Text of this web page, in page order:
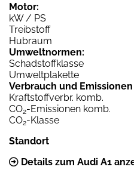
Motor:
kW / PS
Treibstoff
Hubraum
Umweltnormen:
Schadstoffklasse
Umweltplakette
Verbrauch und Emissionen
Kraftstoffverbr. komb.
CO2-Emissionen komb.
CO2-Klasse
Standort
Details zum Audi A1